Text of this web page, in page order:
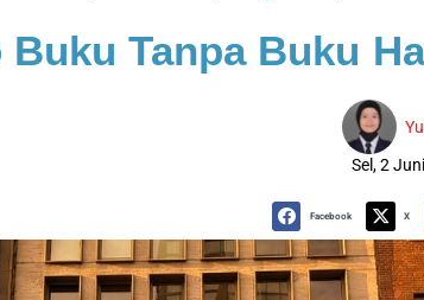
Buku Tanpa Buku
Sel, 2
Facebook X